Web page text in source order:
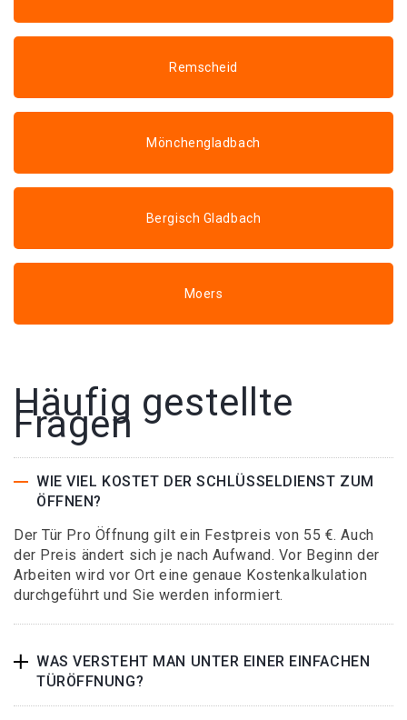
Remscheid
Mönchengladbach
Bergisch Gladbach
Moers
Häufig gestellte
Fragen
WIE VIEL KOSTET DER SCHLÜSSELDIENST ZUM
ÖFFNEN?
Der Tür Pro Öffnung gilt ein Festpreis von 55 €. Auch
der Preis ändert sich je nach Aufwand. Vor Beginn der
Arbeiten wird vor Ort eine genaue Kostenkalkulation
durchgeführt und Sie werden informiert.
WAS VERSTEHT MAN UNTER EINER EINFACHEN
TÜRÖFFNUNG?